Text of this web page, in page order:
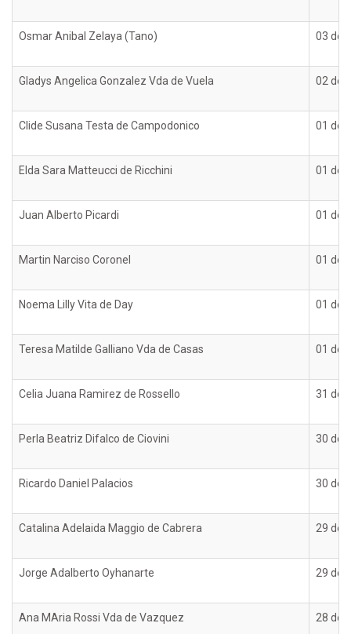
Osmar Anibal Zelaya (Tano) 03 de
Gladys Angelica Gonzalez Vda de Vuela 02 de
Clide Susana Testa de Campodonico 01 de
Elda Sara Matteucci de Ricchini 01 de
Juan Alberto Picardi 01 de
Martin Narciso Coronel 01 de
Noema Lilly Vita de Day 01 de
Teresa Matilde Galliano Vda de Casas 01 de
Celia Juana Ramirez de Rossello 31 de
Perla Beatriz Difalco de Ciovini 30 de
Ricardo Daniel Palacios 30 de
Catalina Adelaida Maggio de Cabrera 29 de
Jorge Adalberto Oyhanarte 29 de
Ana MAria Rossi Vda de Vazquez 28 de